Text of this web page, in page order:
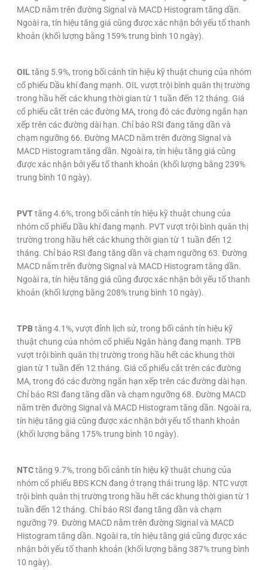
MACD nằm trên đường Signal và MACD Histogram tăng dần.
Ngoài ra, tín hiệu tăng giá cũng được xác nhận bởi yếu tố thanh
khoản (khối lượng bằng 159% trung bình 10 ngày).
OIL tăng 5.9%, trong bối cảnh tín hiệu kỹ thuật chung của nhóm
cổ phiếu Dầu khí đang mạnh. OIL vượt trội bình quân thị trường
trong hầu hết các khung thời gian từ 1 tuần đến 12 tháng. Giá
cổ phiếu cắt trên các đường MA, trong đó các đường ngắn hạn
xếp trên các đường dài hạn. Chỉ báo RSI đang tăng dần và
chạm ngưỡng 66. Đường MACD nằm trên đường Signal và
MACD Histogram tăng dần. Ngoài ra, tín hiệu tăng giá cũng
được xác nhận bởi yếu tố thanh khoản (khối lượng bằng 239%
trung bình 10 ngày).
PVTtăng 4.6%, trong bối cảnh tín hiệu kỹ thuật chung của
nhóm cổ phiếu Dầu khí đang mạnh. PVT vượt trội bình quân thị
trường trong hầu hết các khung thời gian từ 1 tuần đến 12
tháng. Chỉ báo RSI đang tăng dần và chạm ngưỡng 63. Đường
MACD nằm trên đường Signal và MACD Histogram tăng dần.
Ngoài ra, tín hiệu tăng giá cũng được xác nhận bởi yếu tố thanh
khoản (khối lượng bằng 208% trung bình 10 ngày).
TPBtăng 4.1%, vượt đỉnh lịch sử, trong bối cảnh tín hiệu kỹ
thuật chung của nhóm cổ phiếu Ngân hàng đang mạnh. TPB
vượt trội bình quân thị trường trong hầu hết các khung thời
gian từ 1 tuần đến 12 tháng. Giá cổ phiếu cắt trên các đường
MA, trong đó các đường ngắn hạn xếp trên các đường dài hạn.
Chỉ báo RSI đang tăng dần và chạm ngưỡng 68. Đường MACD
nằm trên đường Signal và MACD Histogram tăng dần. Ngoài ra,
tín hiệu tăng giá cũng được xác nhận bởi yếu tố thanh khoản
(khối lượng bằng 175% trung bình 10 ngày).
NTCtăng 9.7%, trong bối cảnh tín hiệu kỹ thuật chung của
nhóm cổ phiếu BĐS KCN đang ở trạng thái trung lập. NTC vượt
trội bình quân thị trường trong hầu hết các khung thời gian từ 1
tuần đến 12 tháng. Chỉ báo RSI đang tăng dần và chạm
ngưỡng 79. Đường MACD nằm trên đường Signal và MACD
Histogram tăng dần. Ngoài ra, tín hiệu tăng giá cũng được xác
nhận bởi yếu tố thanh khoản (khối lượng bằng 387% trung bình
10 ngày).